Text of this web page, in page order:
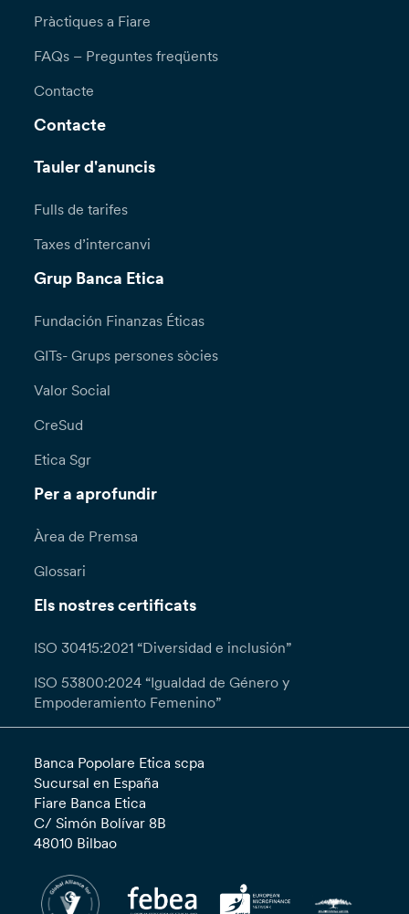
Pràctiques a Fiare
FAQs – Preguntes freqüents
Contacte
Contacte
Tauler d'anuncis
Fulls de tarifes
Taxes d’intercanvi
Grup Banca Etica
Fundación Finanzas Éticas
GITs- Grups persones sòcies
Valor Social
CreSud
Etica Sgr
Per a aprofundir
Àrea de Premsa
Glossari
Els nostres certificats
ISO 30415:2021 “Diversidad e inclusión”
ISO 53800:2024 “Igualdad de Género y
Empoderamiento Femenino”
Banca Popolare Etica scpa
Sucursal en España
Fiare Banca Etica
C/ Simón Bolívar 8B
48010 Bilbao